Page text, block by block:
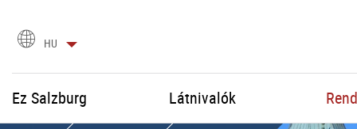
Nyelvválasztás
HU
Ez Salzburg Látnivalók